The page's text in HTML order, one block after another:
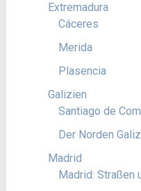
Extremadura
Cáceres
Merida
Plasencia
Galizien
Santiago de
Der Norden
Madrid
Madrid: Straßen